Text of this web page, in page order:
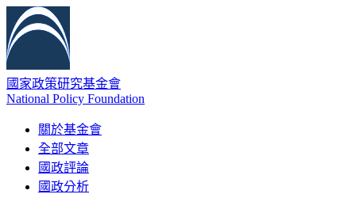
國家政策研究基金會
National Policy Foundation
關於基金會
全部文章
國政評論
國政分析